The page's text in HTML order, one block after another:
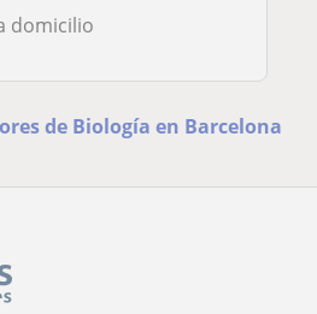
domicilio
de Biología en Barcelona